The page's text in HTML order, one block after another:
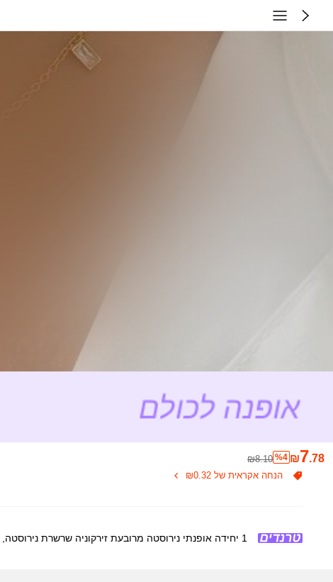
₪7.78
%4
₪8.10
הנחה אקראית של ₪0.32
1 יחידה אופנתי נירוסטה מרובעת זירקוניה שרשרת נירוסטה, אביזר אלגנטי לנשים